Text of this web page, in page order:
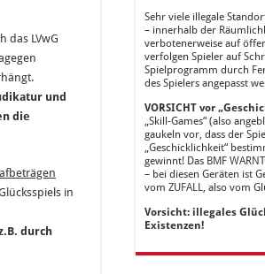
das LVwG
und
die
in
durch
Sehr viele illegale
– innerhalb der
verbotenerweise auf
verfolgen Spieler auf
Spielprogramm durch
des Spielers angepasst
VORSICHT vor
„Skill-Games“ (also
gaukeln vor, dass der
„Geschicklichkeit“
gewinnt! Das BMF
– bei diesen Geräten ist
vom ZUFALL, also vom
Vorsicht: illegales
Existenzen!